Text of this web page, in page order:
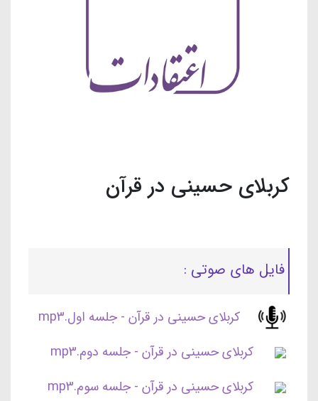
کربلای حسینی در قرآن
فایل های صوتی :
کربلای حسینی در قرآن - جلسه اول.mp3
کربلای حسینی در قرآن - جلسه دوم.mp3
کربلای حسینی در قرآن - جلسه سوم.mp3